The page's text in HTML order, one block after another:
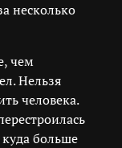
несколько
чем
Нельзя
человека.
больше